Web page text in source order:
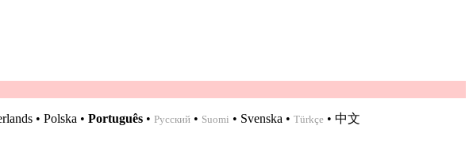
• Polska • Português• Русский• Suomi • Svenska • Türkçe • 中文